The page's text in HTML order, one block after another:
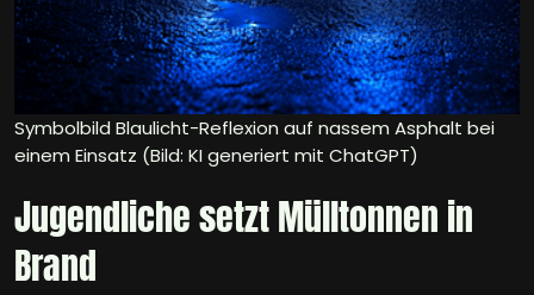
Symbolbild Blaulicht-Reflexion auf nassem Asphalt bei
einem Einsatz (Bild: KI generiert mit ChatGPT)
Jugendliche setzt Mülltonnen in
Brand